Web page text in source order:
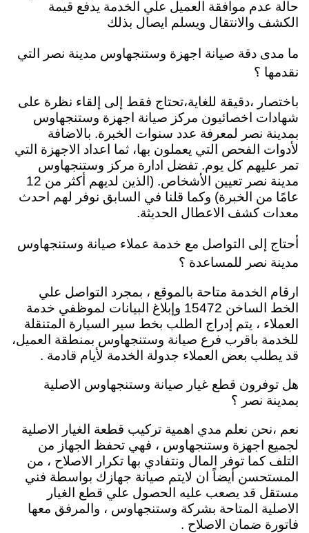
حالة عدم موافقة العميل علي الخدمة يدفع قيمة
الكشف والانتقال ويسلم ايصال بذلك
ما مدى دقة صيانة اجهزة وستنجهاوس مدينة نصر التي
نقدمها ؟
باختصار ،دقيقة للغاية،تحتاج فقط إلى إلقاء نظرة على
شهادات اخصائيون مركز صيانة اجهزة وستنجهاوس
بمدينة نصر لمعرفة عدد سنوات الخبرة. بالاضافة
لأدوات الفحص التي يعملون بها، ثما اعداد الاجهزة التي
تمر عليهم كل يوم. تفضل ادارة مركز وستنجهاوس
مدينة نصر تعيين الأشخاص. (الذين لديهم أكثر من 12
عامًا من الخبرة) وكما قلنا في السابق نوفر لهم احدث
معدات كشف الاعطال الحديثة.
أحتاج إلى التواصل مع خدمة عملاء صيانة وستنجهاوس
مدينة نصر للمساعدة ؟
ارقام الخدمة متاحة بالموقع ، بمجرد التواصل علي
الخط الساخن 15472 وإبلاغ البيانات لموظفي خدمة
العملاء ، يتم إدراج الطلب بخط سير السيارة المتنقلة
للخدمة باقرب فرع صيانة وستنجهاوس بمنطقة العميل،
قد يطلب بعض العملاء جدولة الخدمة لأيام قادمة .
هل توفرون قطع غيار صيانة وستنجهاوس الاصلية
بمدينة نصر ؟
نعم ،نحن نعلم مدي اهمية تركيب قطعة الغيار الاصلية
لجميع اجهزة وستنجهاوس ، فهي تحفظ الجهاز من
التلف كما توفر المال ونتفادي بها تكرار الاصلاح ، من
المستحسن أيضاً ان لايتم صيانة جهازك بواسطة فني
مستقل قد يصعب عليه الحصول علي قطع الغيار
الاصلية المتاحة بشركة وستنجهاوس ، والمرفق معها
فاتورة ضمان الاصلاح .